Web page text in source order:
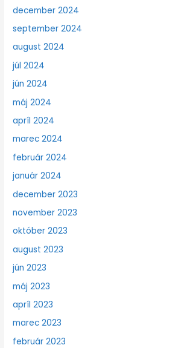
december 2024
september 2024
august 2024
júl 2024
jún 2024
máj 2024
apríl 2024
marec 2024
február 2024
január 2024
december 2023
november 2023
október 2023
august 2023
jún 2023
máj 2023
apríl 2023
marec 2023
február 2023